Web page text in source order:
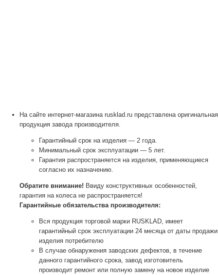
На сайте интернет-магазина rusklad.ru представлена оригинальная
продукция завода производителя.
Гарантийный срок на изделия — 2 года.
Минимальный срок эксплуатации — 5 лет.
Гарантия распространяется на изделия, применяющиеся
согласно их назначению.
Обратите внимание! Ввиду конструктивных особенностей,
гарантия на колеса не распространяется!
Гарантийные обязательства производителя:
Вся продукция торговой марки RUSKLAD, имеет
гарантийный срок эксплуатации 24 месяца от даты продажи
изделия потребителю
В случае обнаружения заводских дефектов, в течение
данного гарантийного срока, завод изготовитель
производит ремонт или полную замену на новое изделие